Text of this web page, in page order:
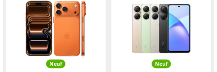
Neuf Neuf